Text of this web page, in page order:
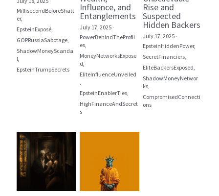
MillisecondBeforeShatt
er,
EpsteinExposé,
GOPRussiaSabotage,
ShadowMoneyScanda
l,
EpsteinTrumpSecrets
Influence, and
Entanglements
July 17, 2025 ·
PowerBehindTheProfil
es,
MoneyNetworksExpose
d,
EliteInfluenceUnveiled
EpsteinEnablerTies,
HighFinanceAndSecret
s
Rise and
Suspected
Hidden Backers
July 17, 2025 ·
EpsteinHiddenPower,
SecretFinanciers,
EliteBackersExposed,
ShadowMoneyNetwor
ks,
CompromisedConnecti
ons